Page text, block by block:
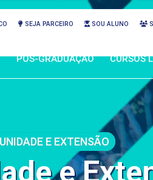
SEJA PARCEIRO SOU ALUNO
PÓS-GRADUAÇÃO CURSOS
E EXTENSÃO
e